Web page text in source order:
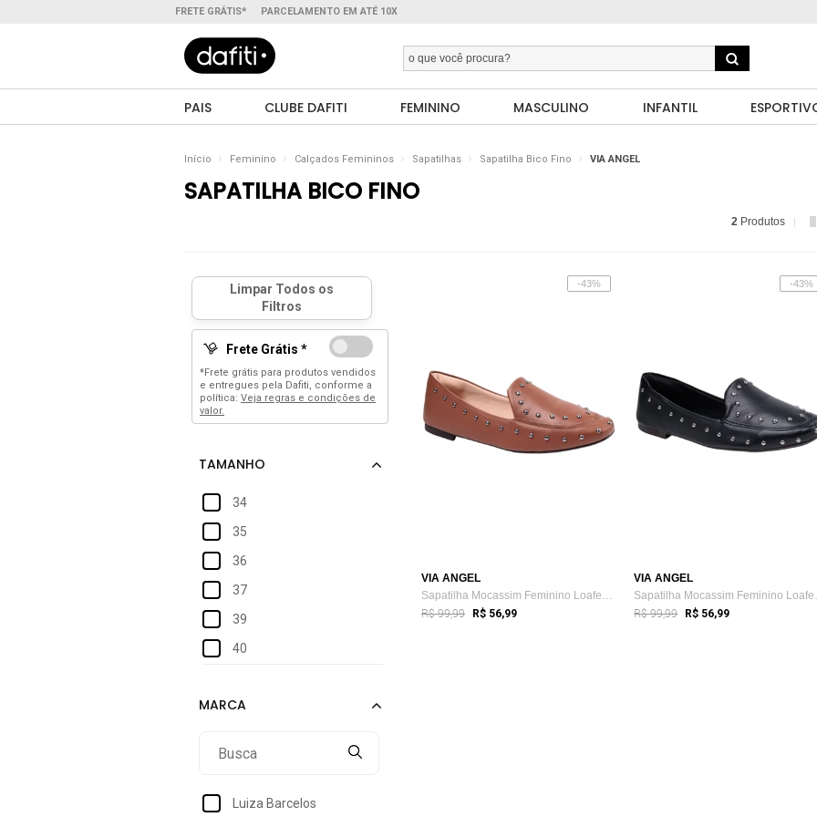
FRETE GRÁTIS* PARCELAMENTO EM ATÉ 10X
PAIS CLUBE DAFITI FEMININO MASCULINO INFANTIL
Início Feminino Calçados Femininos Sapatilhas Sapatilha Bico Fino VIA ANGEL
SAPATILHA BICO FINO
2 Produtos
Frete Grátis *
*Frete grátis para produtos vendidos
e entregues pela Dafiti, conforme a
política: Veja regras e condições de
valor.
34
35
36
37
39
40
Luiza Barcelos
-43%
VIA ANGEL
Sapatilha Mocassim Feminino Loafer Slipp...
R$ 99,99 R$ 56,99
-43%
VIA ANGEL
R$ 99,99 R$ 56,99